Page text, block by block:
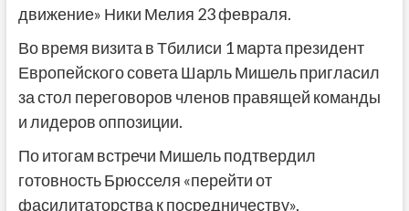
движение» Ники Мелия 23 февраля.
Во время визита в Тбилиси 1 марта президент
Европейского совета Шарль Мишель пригласил
за стол переговоров членов правящей команды
и лидеров оппозиции.
По итогам встречи Мишель подтвердил
готовность Брюсселя «перейти от
фасилитаторства к посредничеству».